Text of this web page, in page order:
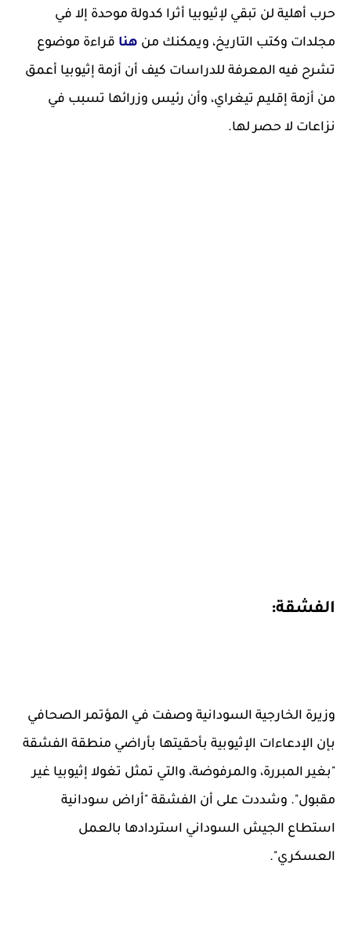
حرب أهلية لن تبقي لإثيوبيا أثرا كدولة موحدة إلا في
مجلدات وكتب التاريخ، ويمكنك من هنا قراءة موضوع
تشرح فيه المعرفة للدراسات كيف أن أزمة إثيوبيا أعمق
من أزمة إقليم تيغراي، وأن رئيس وزرائها تسبب في
نزاعات لا حصر لها.
الفشقة:
وزيرة الخارجية السودانية وصفت في المؤتمر الصحافي
بإن الإدعاءات الإثيوبية بأحقيتها بأراضي منطقة الفشقة
"بغير المبررة، والمرفوضة، والتي تمثل تغولا إثيوبيا غير
مقبول". وشددت على أن الفشقة "أراض سودانية
استطاع الجيش السوداني استردادها بالعمل
العسكري".